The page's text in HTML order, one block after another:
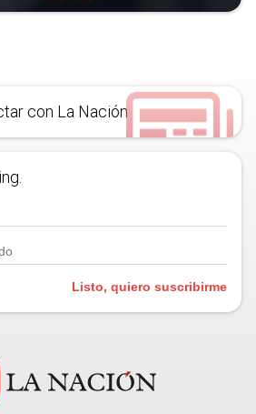
con La Nación
Listo, quiero suscribirme